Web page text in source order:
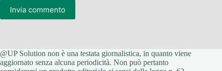
Invia commento
@UP Solution non è una testata giornalistica, in quanto viene
aggiornato senza alcuna periodicità. Non può pertanto